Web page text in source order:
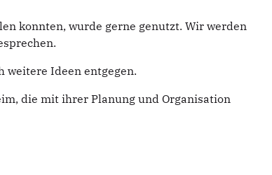
konnten, wurde gerne genutzt. Wir werden
weitere Ideen entgegen.
die mit ihrer Planung und Organisation